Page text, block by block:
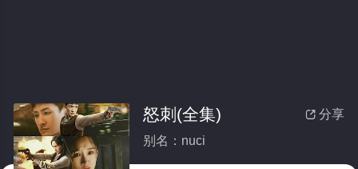
 分享
怒刺(全集)
别名：nuci